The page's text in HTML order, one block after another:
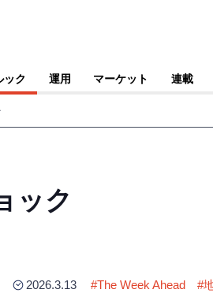
ック 運用 マーケット 連載
ック
2026.3.13 #The Week Ahead #